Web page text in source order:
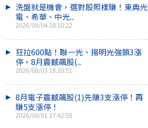
洗盤就是機會，選對股照樣賺！東典光
電、希華、中光..
2026/08/04 18:10:22
狂拉600點！聯一光、揚明光強鎖3漲
停，8月震撼飆股(..
2026/08/03 18:20:51
8月電子震撼飆股(1)先賺3支漲停！再
賺5支漲停！
2026/08/01 17:42:55